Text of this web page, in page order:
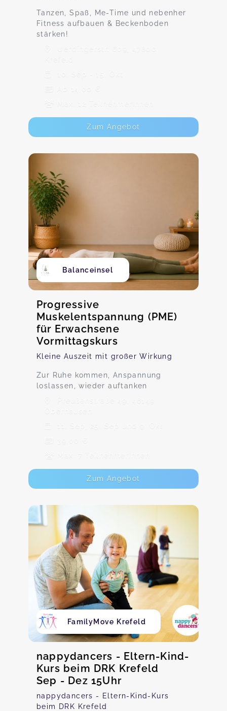
Tanzen, Spaß, Me-Time und nebenher
Fitness aufbauen & Beckenboden
stärken!
Uerdingerstr. 609, 47800
10. Sep - 15. Okt
Ab 14,00 €
Max. 12 TeilnehmerInnen
Zum Angebot
Balanceinsel
Progressive
Muskelentspannung (PME)
für Erwachsene
Vormittagskurs
Kleine Auszeit mit großer Wirkung
Zur Ruhe kommen, Anspannung
loslassen, wieder auftanken
Preußenstraße 49, 46149
Oberhausen
11. Sep, 25. Sep und 9. Okt
39,00 €
Max. 7 TeilnehmerInnen
Zum Angebot
FamilyMove Krefeld
nappydancers - Eltern-Kind-
Kurs beim DRK Krefeld
Sep - Dez 15Uhr
nappydancers - Eltern-Kind-Kurs
beim DRK Krefeld